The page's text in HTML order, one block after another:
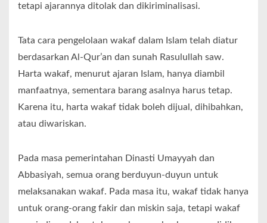
tetapi ajarannya ditolak dan dikiriminalisasi.
Tata cara pengelolaan wakaf dalam Islam telah diatur
berdasarkan Al-Qur’an dan sunah Rasulullah saw.
Harta wakaf, menurut ajaran Islam, hanya diambil
manfaatnya, sementara barang asalnya harus tetap.
Karena itu, harta wakaf tidak boleh dijual, dihibahkan,
atau diwariskan.
Pada masa pemerintahan Dinasti Umayyah dan
Abbasiyah, semua orang berduyun-duyun untuk
melaksanakan wakaf. Pada masa itu, wakaf tidak hanya
untuk orang-orang fakir dan miskin saja, tetapi wakaf